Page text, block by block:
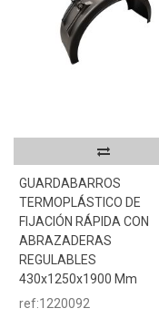
GUARDABARROS
TERMOPLÁSTICO DE
FIJACIÓN RÁPIDA CON
ABRAZADERAS
REGULABLES
430x1250x1900 Mm
ref:1220092